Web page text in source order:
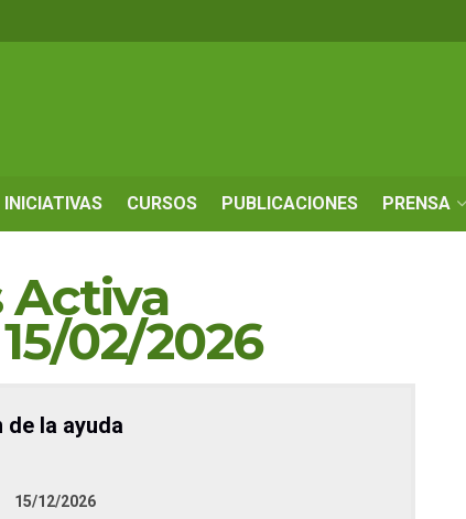
INICIATIVAS CURSOS PUBLICACIONES PRENSA
02/2026
la ayuda
15/12/2026